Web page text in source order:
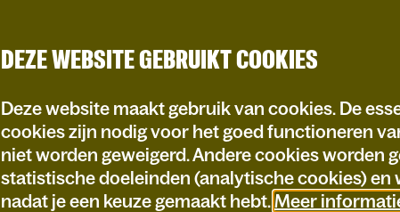
DEZE WEBSITE GEBRUIKT COOKIES
Deze website maakt gebruik van cookies. De
cookies zijn nodig voor het goed functioneren
niet worden geweigerd. Andere cookies worden
statistische doeleinden (analytische cookies) en
nadat je een keuze gemaakt hebt.Meer